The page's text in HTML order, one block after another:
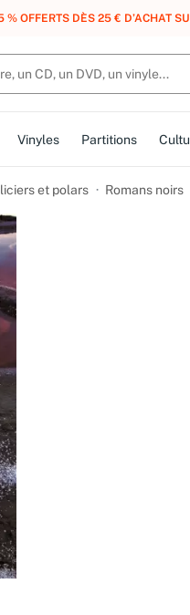
POINTS, DES RÉCOMPENSES :
Vinyles Partitions
et polars Romans noirs